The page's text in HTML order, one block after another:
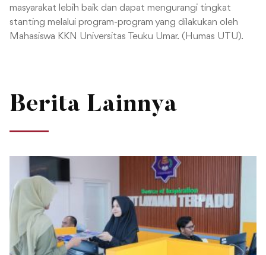
masyarakat lebih baik dan dapat mengurangi tingkat
stanting melalui program-program yang dilakukan oleh
Mahasiswa KKN Universitas Teuku Umar. (Humas UTU).
Berita Lainnya